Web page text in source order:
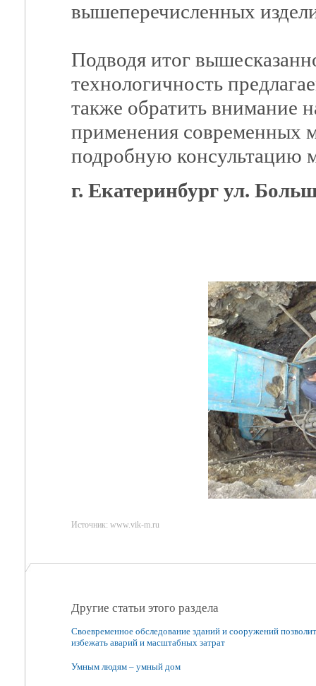
вышеперечисленных
Подводя итог
технологичность
также обратить внимание
применения современных
подробную консультацию
г. Екатеринбург ул.
Источник: www.vik-m.ru
Другие статьи этого раздела
Своевременное обследование зданий и сооружений позволит
избежать аварий и масштабных затрат
Умным людям – умный дом